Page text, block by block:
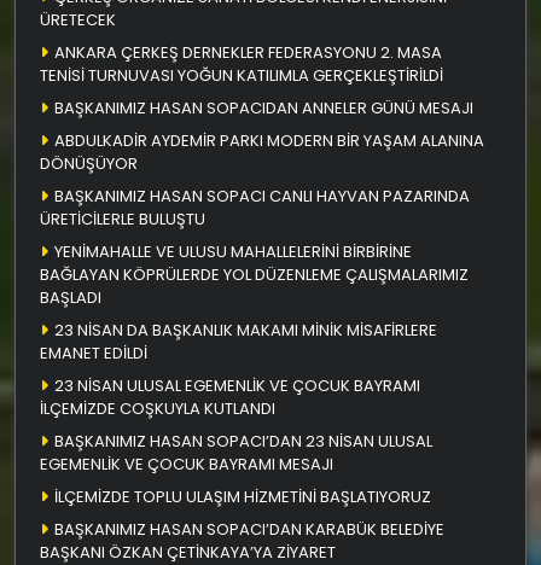
ÜRETECEK
ANKARA ÇERKEŞ DERNEKLER FEDERASYONU 2. MASA
TENİSİ TURNUVASI YOĞUN KATILIMLA GERÇEKLEŞTİRİLDİ
BAŞKANIMIZ HASAN SOPACIDAN ANNELER GÜNÜ MESAJI
ABDULKADİR AYDEMİR PARKI MODERN BİR YAŞAM ALANINA
DÖNÜŞÜYOR
BAŞKANIMIZ HASAN SOPACI CANLI HAYVAN PAZARINDA
ÜRETİCİLERLE BULUŞTU
YENİMAHALLE VE ULUSU MAHALLELERİNİ BİRBİRİNE
BAĞLAYAN KÖPRÜLERDE YOL DÜZENLEME ÇALIŞMALARIMIZ
BAŞLADI
23 NİSAN DA BAŞKANLIK MAKAMI MİNİK MİSAFİRLERE
EMANET EDİLDİ
23 NİSAN ULUSAL EGEMENLİK VE ÇOCUK BAYRAMI
İLÇEMİZDE COŞKUYLA KUTLANDI
BAŞKANIMIZ HASAN SOPACI’DAN 23 NİSAN ULUSAL
EGEMENLİK VE ÇOCUK BAYRAMI MESAJI
İLÇEMİZDE TOPLU ULAŞIM HİZMETİNİ BAŞLATIYORUZ
BAŞKANIMIZ HASAN SOPACI’DAN KARABÜK BELEDİYE
BAŞKANI ÖZKAN ÇETİNKAYA’YA ZİYARET